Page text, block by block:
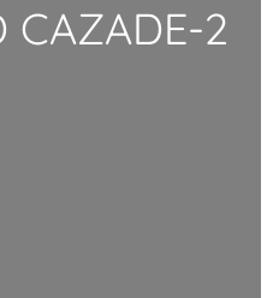
CAZADE-2